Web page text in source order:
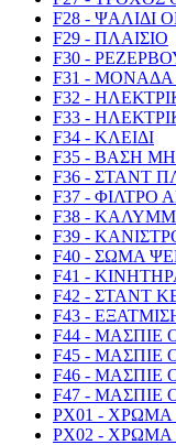
F28 - ΨΑΛΙΔΙ
F29 - ΠΛΑΙΣΙΟ
F30 -
F31 -
F32 -
F33 -
F34 - ΚΛΕΙΔΙ
F35 - ΒΑΣΗ
F36 - ΣΤΑΝΤ
F37 - ΦΙΛΤΡΟ
F38 -
F39 -
F40 - ΣΩΜΑ
F41 -
F42 - ΣΤΑΝΤ
F43 -
F44 - ΜΑΣΠΙΕ
F45 - ΜΑΣΠΙΕ
F46 - ΜΑΣΠΙΕ
F47 - ΜΑΣΠΙΕ
PX01 - ΧΡΩΜΑ
PX02 - ΧΡΩΜΑ